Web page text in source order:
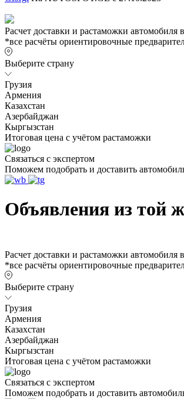
Расчет доставки и растаможки автомобиля
*все расчёты ориентировочные
Выберите страну
Грузия
Армения
Казахстан
Азербайджан
Кыргызстан
Итоговая цена с учётом растаможки
Связаться с экспертом
Поможем подобрать и доставить
Объявления из той
Расчет доставки и растаможки автомобиля
*все расчёты ориентировочные
Выберите страну
Грузия
Армения
Казахстан
Азербайджан
Кыргызстан
Итоговая цена с учётом растаможки
Связаться с экспертом
Поможем подобрать и доставить